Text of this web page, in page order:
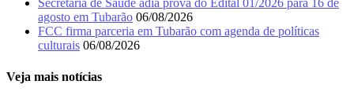
Secretaria de Saúde adia prova do Edital 01/2026 para 16 de
agosto em Tubarão 06/08/2026
FCC firma parceria em Tubarão com agenda de políticas
culturais 06/08/2026
Veja mais notícias